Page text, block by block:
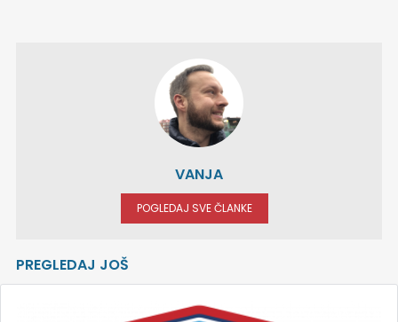
VANJA
POGLEDAJ SVE ČLANKE
PREGLEDAJ JOŠ